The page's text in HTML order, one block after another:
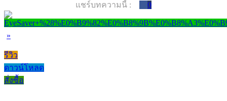
แชร์บทความนี้ : 0
»
รีวิว
ดาวน์โหลด
สั่งซื้อ